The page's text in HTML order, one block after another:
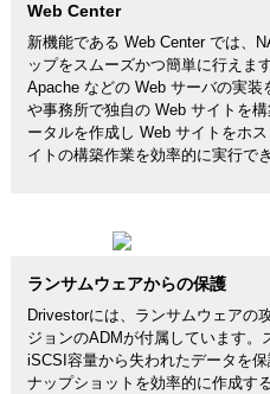
Web Center
新機能である Web Center では、
ップをスムーズかつ簡単に行えま
Apache などの Web サーバの実
や事務所で独自の Web サイトを
ータルを作成し Web サイトをホ
イトの構築作業を効率的に実行でき
ランサムウェアからの保護
Drivestorには、ランサムウェアの
ジョンのADMが付属しています。
iSCSI容量から失われたデータを
ナップショットを効率的に作成す